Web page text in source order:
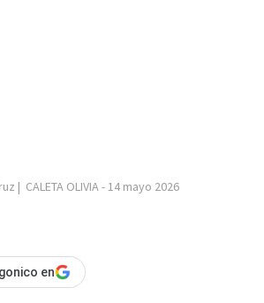
| CALETA OLIVIA- 14 mayo 2026
en